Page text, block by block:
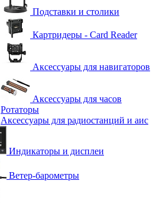
Подставки и столики
Картридеры - Card Reader
Аксессуары для навигаторов
Аксессуары для часов
Ротаторы
Аксессуары для радиостанций и аис
Индикаторы и дисплеи
Ветер-барометры